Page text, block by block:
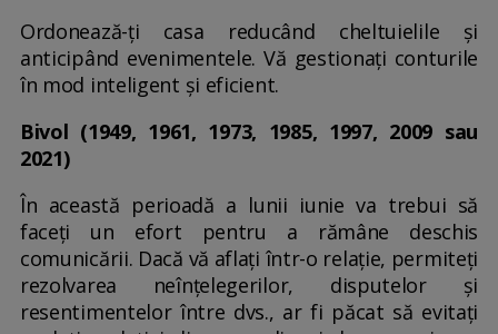
Ordonează-ți casa reducând cheltuielile și
anticipând evenimentele. Vă gestionați conturile
în mod inteligent și eficient.
Bivol (1949, 1961, 1973, 1985, 1997, 2009 sau
2021)
În această perioadă a lunii iunie va trebui să
faceți un efort pentru a rămâne deschis
comunicării. Dacă vă aflați într-o relație, permiteți
rezolvarea neînțelegerilor, disputelor și
resentimentelor între dvs., ar fi păcat să evitați